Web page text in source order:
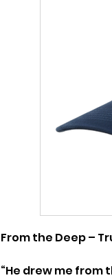
From the Deep –
“He drew me from